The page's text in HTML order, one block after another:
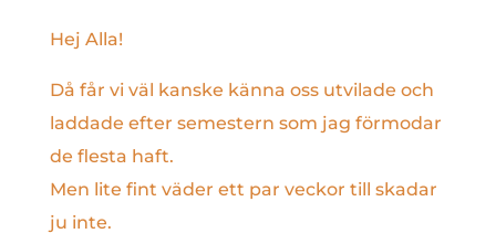
Hej Alla!
Då får vi väl kanske känna oss utvilade och
laddade efter semestern som jag förmodar
de flesta haft.
Men lite fint väder ett par veckor till skadar
ju inte.